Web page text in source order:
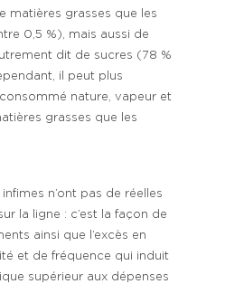
matières grasses que les
0,5 %), mais aussi de
dit de sucres (78 %
il peut plus
nature, vapeur et
grasses que les
n’ont pas de réelles
la ligne : c’est la façon de
ainsi que l’excès en
et de fréquence qui induit
supérieur aux dépenses